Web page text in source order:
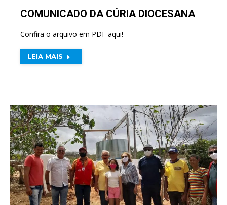
COMUNICADO DA CÚRIA DIOCESANA
Confira o arquivo em PDF aqui!
LEIA MAIS